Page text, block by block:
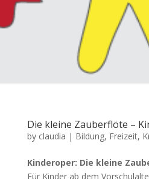
Die kleine Zauberflöte –
by claudia | Bildung, Freizeit,
Kinderoper: Die kleine
Für Kinder ab dem